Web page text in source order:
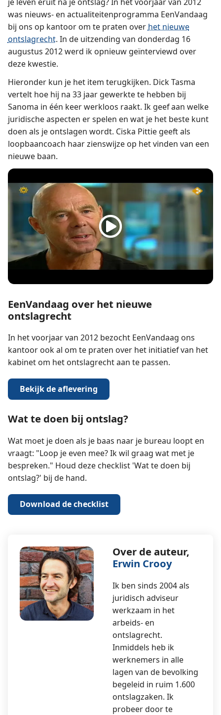
was nieuws- en actualiteitenprogramma EenVandaag
bij ons op kantoor om te praten over het nieuwe
ontslagrecht. In de uitzending van donderdag 16
augustus 2012 werd ik opnieuw geïnterviewd over
deze kwestie.
Hieronder kun je het item terugkijken. Dick Tasma
vertelt hoe hij na 33 jaar gewerkte te hebben bij
Sanoma in één keer werkloos raakt. Ik geef aan welke
juridische aspecten er spelen en wat je het beste kunt
doen als je ontslagen wordt. Ciska Pittie geeft als
loopbaancoach haar zienswijze op het vinden van een
nieuwe baan.
EenVandaag over het nieuwe
ontslagrecht
In het voorjaar van 2012 bezocht EenVandaag ons
kantoor ook al om te praten over het initiatief van het
kabinet om het ontslagrecht aan te passen.
Bekijk de aflevering
Wat te doen bij ontslag?
Wat moet je doen als je baas naar je bureau loopt en
vraagt: "Loop je even mee? Ik wil graag wat met je
bespreken." Houd deze checklist 'Wat te doen bij
ontslag?' bij de hand.
Download de checklist
Over de auteur,
Erwin Crooy
Ik ben sinds 2004 als
juridisch adviseur
werkzaam in het
arbeids- en
ontslagrecht.
Inmiddels heb ik
werknemers in alle
lagen van de bevolking
begeleid in ruim 1.600
ontslagzaken. Ik
probeer door te